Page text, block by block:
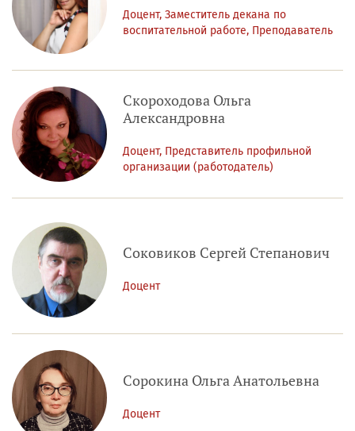
Доцент, Заместитель декана по
воспитательной работе, Преподаватель
Скороходова Ольга
Александровна
Доцент, Представитель профильной
организации (работодатель)
Соковиков Сергей Степанович
Доцент
Сорокина Ольга Анатольевна
Доцент